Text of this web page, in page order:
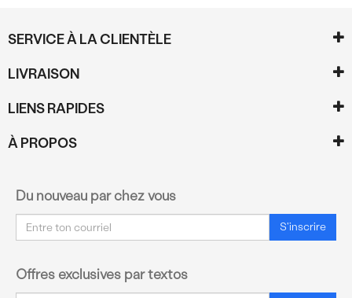
SERVICE À LA CLIENTÈLE
LIVRAISON
LIENS RAPIDES
À PROPOS
Du nouveau par chez vous
Courriel S'inscrire
Offres exclusives par textos